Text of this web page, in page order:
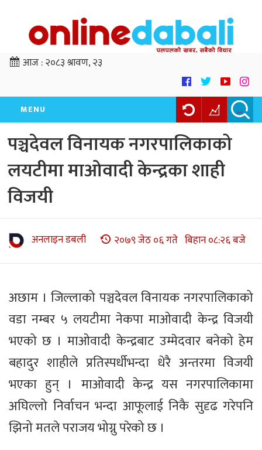
आज :२०८३ श्रावण, २३
MENU
पञ्चदेवल विनायक नगरपालिकाको
लयटीमा माओवादी केन्द्रका शाही
विजयी
अनलाइन डबली २०७९ जेठ ०६ गते बिहान ०८:२६ बजे
अछाम । जिल्लाको पञ्चदेवल विनायक नगरपालिकाको
वडा नम्बर ५ लयटीमा नेकपा माओवादी केन्द्र विजयी
भएको छ । माओवादी केन्द्रबाट उम्मेदवार बनेको हेम
बहादुर शाहीले प्रतिस्पर्धीभन्दा धेरै अन्तरमा विजयी
भएका हुन् । माओवादी केन्द्र यस नगरपालिकामा
अघिल्लो निर्वाचन भन्दा आफूलाई निकै सुदृढ गरेपनि
झिनो मतले पराजय भोग्नु परेको छ ।